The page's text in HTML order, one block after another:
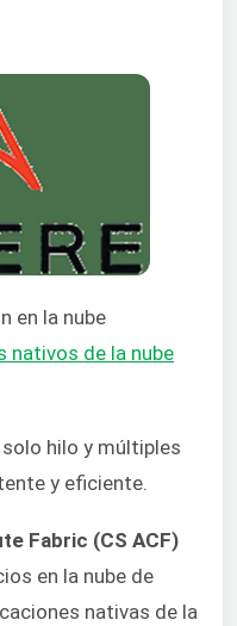
en la nube
nativos de la nube
hilo y múltiples
y eficiente.
Fabric (CS ACF)
en la nube de
nativas de la